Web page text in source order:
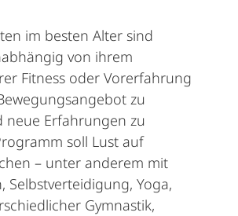
im besten Alter sind
von ihrem
Fitness oder Vorerfahrung
zu
neue Erfahrungen zu
soll Lust auf
– unter anderem mit
Selbstverteidigung, Yoga,
Gymnastik,